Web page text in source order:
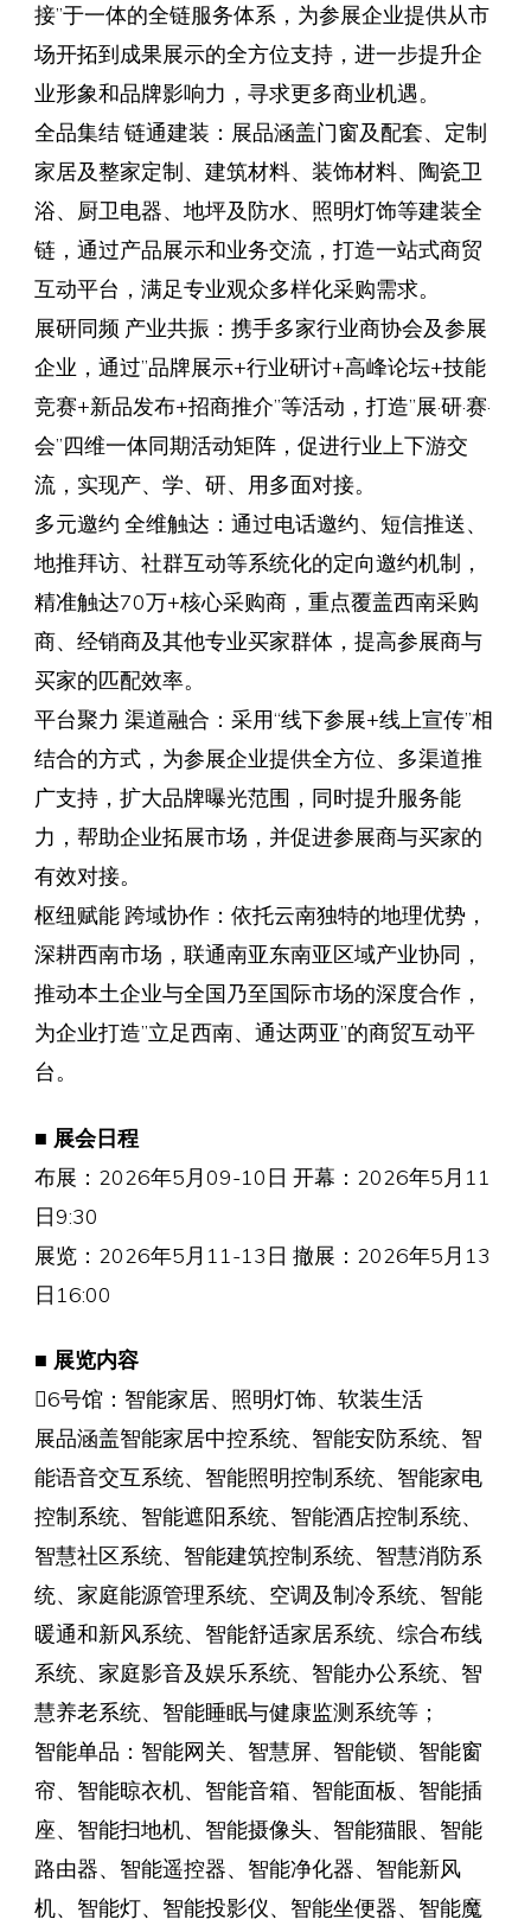
接”于一体的全链服务体系，为参展企业提供从市
场开拓到成果展示的全方位支持，进一步提升企
业形象和品牌影响力，寻求更多商业机遇。
全品集结 链通建装：展品涵盖门窗及配套、定制
家居及整家定制、建筑材料、装饰材料、陶瓷卫
浴、厨卫电器、地坪及防水、照明灯饰等建装全
链，通过产品展示和业务交流，打造一站式商贸
互动平台，满足专业观众多样化采购需求。
展研同频 产业共振：携手多家行业商协会及参展
企业，通过”品牌展示+行业研讨+高峰论坛+技能
竞赛+新品发布+招商推介”等活动，打造”展·研·赛·
会”四维一体同期活动矩阵，促进行业上下游交
流，实现产、学、研、用多面对接。
多元邀约 全维触达：通过电话邀约、短信推送、
地推拜访、社群互动等系统化的定向邀约机制，
精准触达70万+核心采购商，重点覆盖西南采购
商、经销商及其他专业买家群体，提高参展商与
买家的匹配效率。
平台聚力 渠道融合：采用“线下参展+线上宣传”相
结合的方式，为参展企业提供全方位、多渠道推
广支持，扩大品牌曝光范围，同时提升服务能
力，帮助企业拓展市场，并促进参展商与买家的
有效对接。
枢纽赋能 跨域协作：依托云南独特的地理优势，
深耕西南市场，联通南亚东南亚区域产业协同，
推动本土企业与全国乃至国际市场的深度合作，
为企业打造”立足西南、通达两亚”的商贸互动平
台。
■ 展会日程
布展：2026年5月09-10日 开幕：2026年5月11
日9:30
展览：2026年5月11-13日 撤展：2026年5月13
日16:00
■ 展览内容
6号馆：智能家居、照明灯饰、软装生活
展品涵盖智能家居中控系统、智能安防系统、智
能语音交互系统、智能照明控制系统、智能家电
控制系统、智能遮阳系统、智能酒店控制系统、
智慧社区系统、智能建筑控制系统、智慧消防系
统、家庭能源管理系统、空调及制冷系统、智能
暖通和新风系统、智能舒适家居系统、综合布线
系统、家庭影音及娱乐系统、智能办公系统、智
慧养老系统、智能睡眠与健康监测系统等；
智能单品：智能网关、智慧屏、智能锁、智能窗
帘、智能晾衣机、智能音箱、智能面板、智能插
座、智能扫地机、智能摄像头、智能猫眼、智能
路由器、智能遥控器、智能净化器、智能新风
机、智能灯、智能投影仪、智能坐便器、智能魔